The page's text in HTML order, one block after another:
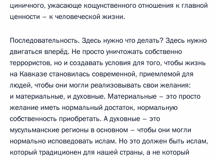
циничного, ужасающе кощунственного отношения к главной
ценности – к человеческой жизни.
Последовательность. Здесь нужно что делать? Здесь нужно
двигаться вперёд. Не просто уничтожать собственно
террористов, но и создавать условия для того, чтобы жизнь
на Кавказе становилась современной, приемлемой для
людей, чтобы они могли реализовывать свои желания:
и материальные, и духовные. Материальные – это просто
желание иметь нормальный достаток, нормальную
собственность приобретать. А духовные – это
мусульманские регионы в основном – чтобы они могли
нормально исповедовать ислам. Но это должен быть ислам,
который традиционен для нашей страны, а не который